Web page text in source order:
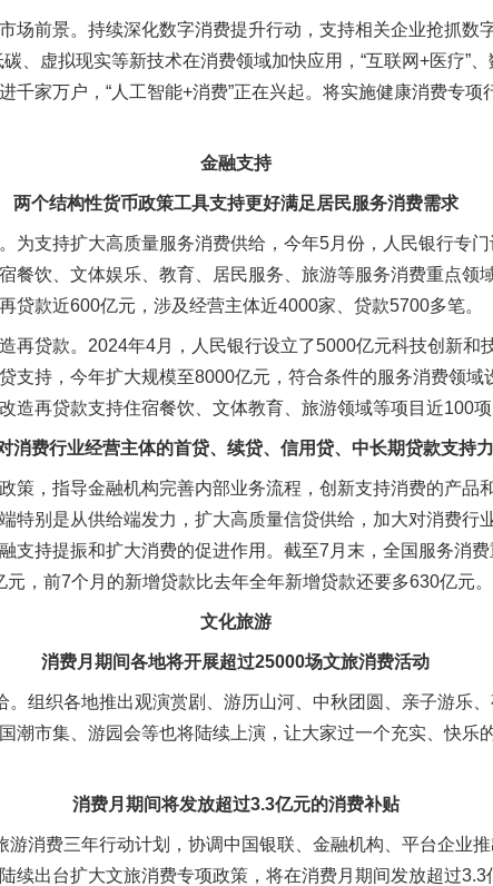
前景。持续深化数字消费提升行动，支持相关企业抢抓数
、虚拟现实等新技术在消费领域加快应用，“互联网+医疗”
千家万户，“人工智能+消费”正在兴起。将实施健康消费专
金融支持
两个结构性货币政策工具支持更好满足居民服务消费需求
支持扩大高质量服务消费供给，今年5月份，人民银行专门
餐饮、文体娱乐、教育、居民服务、旅游等服务消费重点领
贷款近600亿元，涉及经营主体近4000家、贷款5700多笔。
贷款。2024年4月，人民银行设立了5000亿元科技创新和
支持，今年扩大规模至8000亿元，符合条件的服务消费领
造再贷款支持住宿餐饮、文体教育、旅游领域等项目近100
消费行业经营主体的首贷、续贷、信用贷、中长期贷款支持
，指导金融机构完善内部业务流程，创新支持消费的产品和
特别是从供给端发力，扩大高质量信贷供给，加大对消费行
支持提振和扩大消费的促进作用。截至7月末，全国服务消费
，前7个月的新增贷款比去年全年新增贷款还要多630亿元。
文化旅游
消费月期间各地将开展超过25000场文旅消费活动
组织各地推出观演赏剧、游历山河、中秋团圆、亲子游乐
潮市集、游园会等也将陆续上演，让大家过一个充实、快乐
消费月期间将发放超过3.3亿元的消费补贴
消费三年行动计划，协调中国银联、金融机构、平台企业
续出台扩大文旅消费专项政策，将在消费月期间发放超过3.3